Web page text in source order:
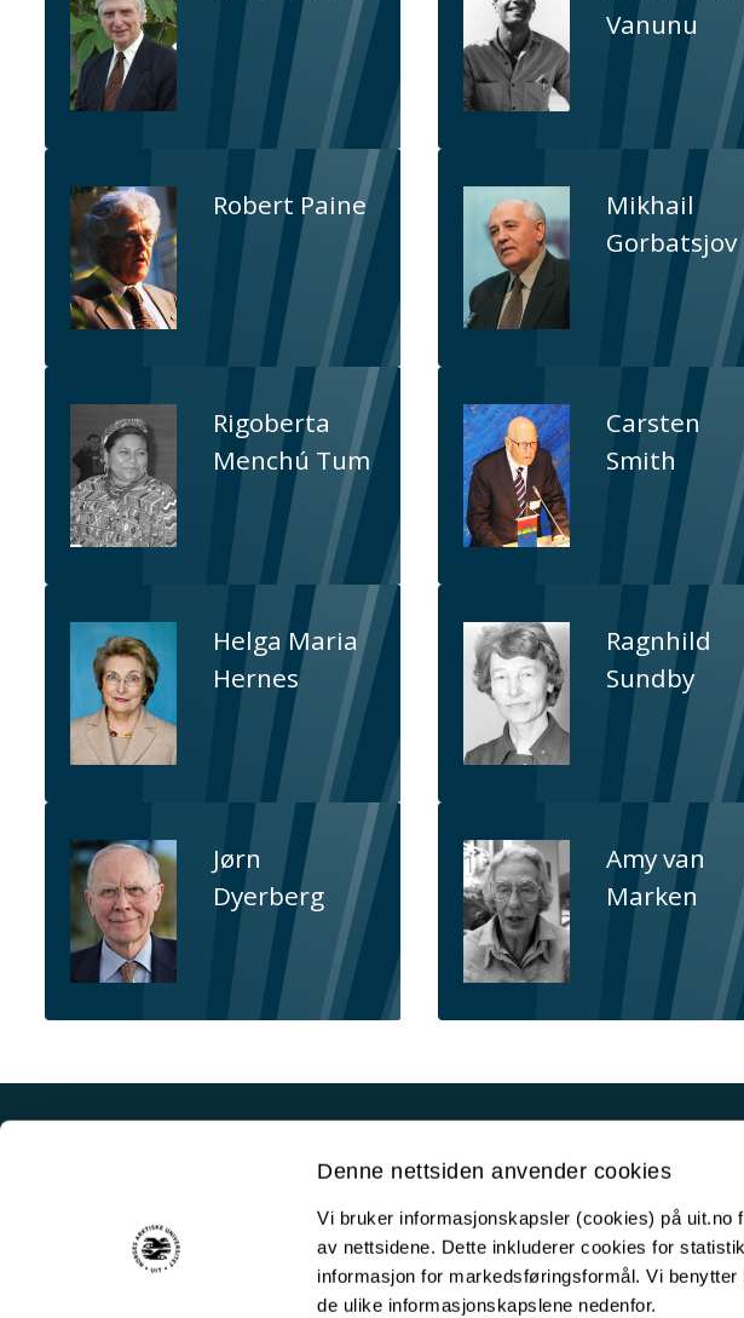
Denne nettsiden anvender cookies
Vi bruker informasjonskapsler (cookies) på
av nettsidene. Dette inkluderer cookies for
informasjon for markedsføringsformål. Vi
de ulike informasjonskapslene nedenfor.
Vanunu
Robert Paine
Mikhail
Gorbatsjov
Rigoberta
Menchú Tum
Carsten
Smith
Helga Maria
Hernes
Ragnhild
Sundby
Jørn
Dyerberg
Amy van
Marken
Driftsmeldinger
Personvern ved UiT
For media
For skoler
Ledige stillinger